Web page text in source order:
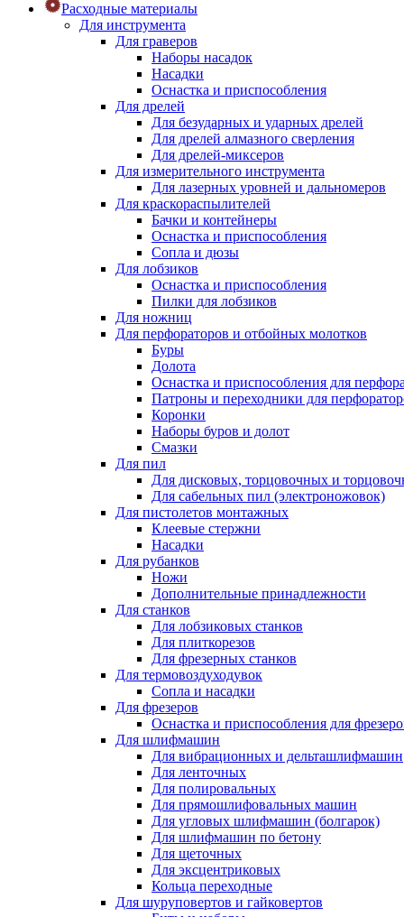
Расходные материалы
Для инструмента
Для граверов
Наборы насадок
Насадки
Оснастка и приспособления
Для дрелей
Для безударных и ударных дрелей
Для дрелей алмазного сверления
Для дрелей-миксеров
Для измерительного инструмента
Для лазерных уровней и дальномеров
Для краскораспылителей
Бачки и контейнеры
Оснастка и приспособления
Сопла и дюзы
Для лобзиков
Оснастка и приспособления
Пилки для лобзиков
Для ножниц
Для перфораторов и отбойных молотков
Буры
Долота
Оснастка и приспособления для
Патроны и переходники для
Коронки
Наборы буров и долот
Смазки
Для пил
Для дисковых, торцовочных и
Для сабельных пил (электроножовок)
Для пистолетов монтажных
Клеевые стержни
Насадки
Для рубанков
Ножи
Дополнительные принадлежности
Для станков
Для лобзиковых станков
Для плиткорезов
Для фрезерных станков
Для термовоздуходувок
Сопла и насадки
Для фрезеров
Оснастка и приспособления для
Для шлифмашин
Для вибрационных и дельташлифмашин
Для ленточных
Для полировальных
Для прямошлифовальных машин
Для угловых шлифмашин (болгарок)
Для шлифмашин по бетону
Для щеточных
Для эксцентриковых
Кольца переходные
Для шуруповертов и гайковертов